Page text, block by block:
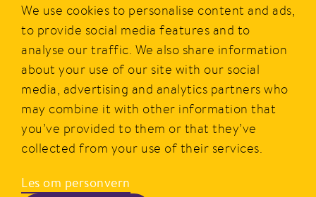
We use cookies to personalise content and ads,
to provide social media features and to
analyse our traffic. We also share information
about your use of our site with our social
media, advertising and analytics partners who
may combine it with other information that
you’ve provided to them or that they’ve
collected from your use of their services.
Les om personvern